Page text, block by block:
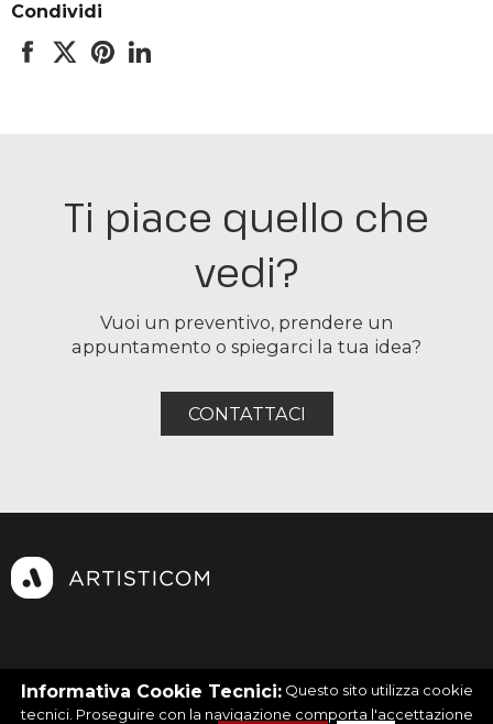
Condividi
Ti piace quello che
vedi?
Vuoi un preventivo, prendere un
appuntamento o spiegarci la tua idea?
CONTATTACI
© 2026 - Artisticom - P.Iva. 10300061008
Informativa Cookie Tecnici:Questo sito utilizza cookie
tecnici. Proseguire con la navigazione comporta l'accettazione